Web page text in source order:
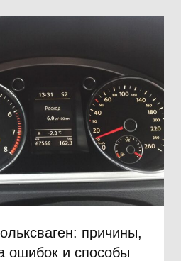
причины,
ошибок и способы